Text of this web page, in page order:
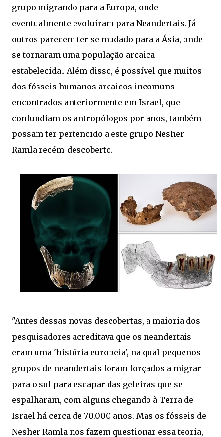
grupo migrando para a Europa, onde
eventualmente evoluíram para Neandertais. Já
outros parecem ter se mudado para a Ásia, onde
se tornaram uma população arcaica
estabelecida.. Além disso, é possível que muitos
dos fósseis humanos arcaicos incomuns
encontrados anteriormente em Israel, que
confundiam os antropólogos por anos, também
possam ter pertencido a este grupo Nesher
Ramla recém-descoberto.
"Antes dessas novas descobertas, a maioria dos
pesquisadores acreditava que os neandertais
eram uma 'história europeia', na qual pequenos
grupos de neandertais foram forçados a migrar
para o sul para escapar das geleiras que se
espalharam, com alguns chegando à Terra de
Israel há cerca de 70.000 anos. Mas os fósseis de
Nesher Ramla nos fazem questionar essa teoria,